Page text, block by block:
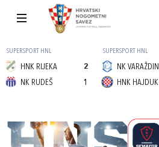
SUPERSPORT HNL
HNK RIJEKA
2
1
NK RUDEŠ
SUPERSPORT HNL
NK VARAŽDIN
HNK HAJDUK